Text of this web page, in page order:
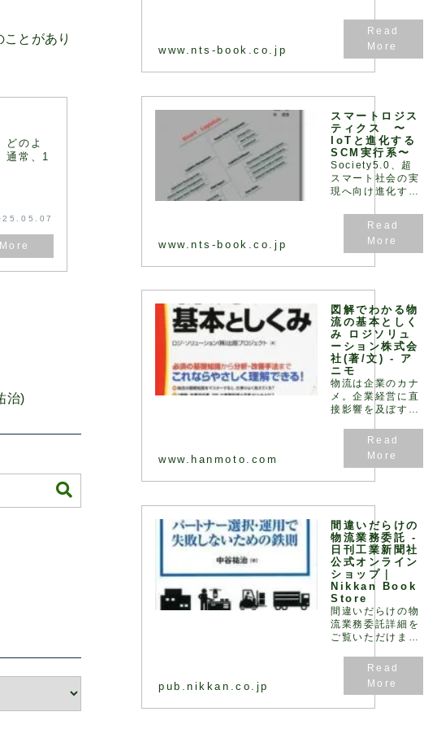
とがあり
どのよ
通常、1
治)
www.nts-book.co.jp
スマートロジス
ティクス 〜
IoTと進化する
SCM実行系〜
Society5.0、超
スマート社会の実
現へ向け進化す
サプライチェーン
の視点からロジス
ティクスとIoT と
の連携性を踏ま
え、密接に関連す
すると共に物流現
場の課題や物流セ
ンターの事例につ
いても解説
www.nts-book.co.jp
図解でわかる物
流の基本としく
み ロジソリュ
ーション株式会
社(著/文) - ア
ニモ
物流は企業のカナ
メ。企業経営に直
接影響を及ぼす
です!実際に物流
をおこない、問題
ス全体で最… - 引
用：版元ドットコ
ム
www.hanmoto.com
間違いだらけの
物流業務委託 -
日刊工業新聞社
公式オンライン
ショップ｜
Nikkan Book
Store
間違いだらけの物
流業務委託詳細を
ご覧いただけま
pub.nikkan.co.jp